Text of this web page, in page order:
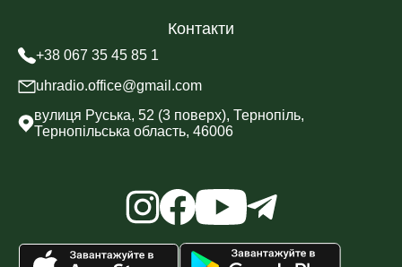
Контакти
+38 067 35 45 85 1
uhradio.office@gmail.com
вулиця Руська, 52 (3 поверх), Тернопіль,
Тернопільська область, 46006